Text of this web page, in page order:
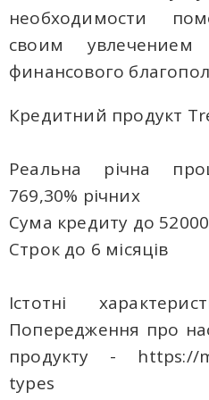
необходимости
своим
финансового
Кредитний продукт
Реальна річна
769,30% річних
Сума кредиту до
Строк до 6 місяців
Істотні
Попередження про
продукту - https://
types